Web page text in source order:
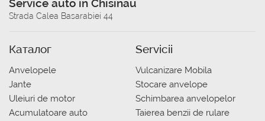
Service auto in Chisinau
Strada Calea Basarabiei 44
Каталог
Anvelopele
Jante
Uleiuri de motor
Acumulatoare auto
Servicii
Vulcanizare Mobila
Stocare anvelope
Schimbarea anvelopelor
Taierea benzii de rulare